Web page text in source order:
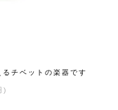
チベットの楽器です
)